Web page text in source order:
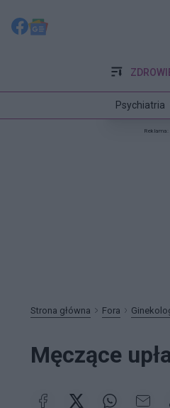
Psychiatria
Reklama:
Strona główna Fora
Męczące